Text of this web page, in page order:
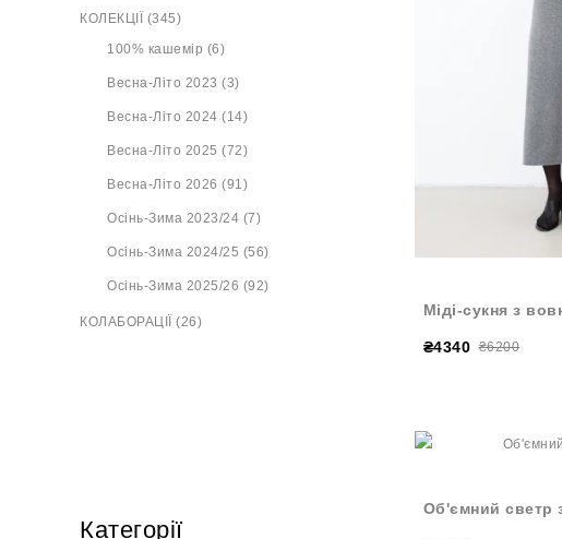
КОЛЕКЦІЇ (345)
100% кашемір (6)
Весна-Літо 2023 (3)
Весна-Літо 2024 (14)
Весна-Літо 2025 (72)
Весна-Літо 2026 (91)
Осінь-Зима 2023/24 (7)
Осінь-Зима 2024/25 (56)
Осінь-Зима 2025/26 (92)
КОЛАБОРАЦІЇ (26)
Категорії
Міді-сукня з
₴4340 ₴6200
Об'ємний светр